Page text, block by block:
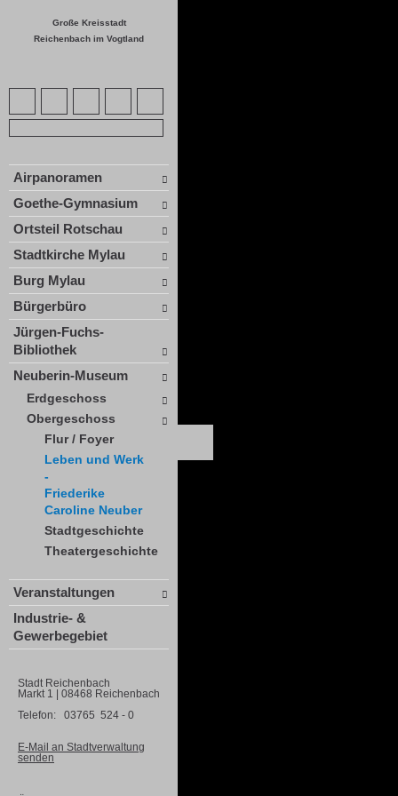
Große Kreisstadt
Reichenbach im Vogtland
Airpanoramen
Goethe-Gymnasium
Ortsteil Rotschau
Stadtkirche Mylau
Burg Mylau
Bürgerbüro
Jürgen-Fuchs-
Bibliothek
Neuberin-Museum
Erdgeschoss
Obergeschoss
Flur / Foyer
Leben und Werk
-
Friederike
Caroline Neuber
Stadtgeschichte
Theatergeschichte
Veranstaltungen
Industrie- &
Gewerbegebiet
Stadt Reichenbach
Markt 1 | 08468 Reichenbach
Telefon: 03765 524 - 0
E-Mail an Stadtverwaltung
senden